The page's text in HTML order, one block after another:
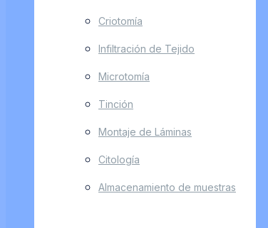
Criotomía
Infiltración de Tejido
Microtomía
Tinción
Montaje de Láminas
Citología
Almacenamiento de muestras